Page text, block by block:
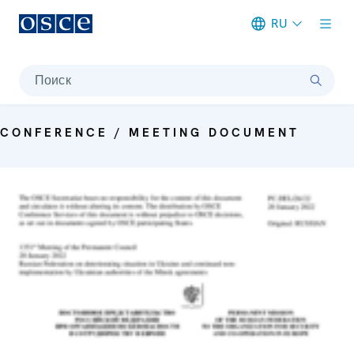
RU
Поиск
CONFERENCE / MEETING DOCUMENT